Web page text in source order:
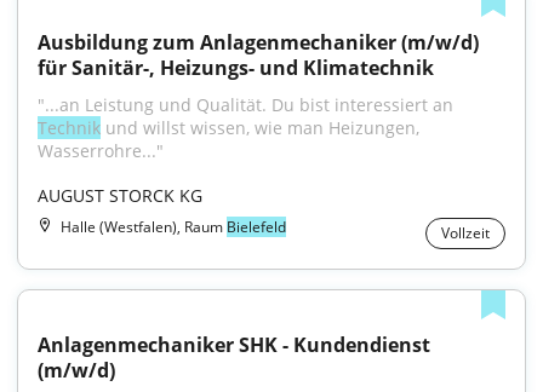
Ausbildung zum Anlagenmechaniker (m/w/d)
für Sanitär-, Heizungs- und Klimatechnik
Technik und willst wissen, wie man Heizungen,
Wasserrohre..."
AUGUST STORCK KG
Halle (Westfalen), Raum Bielefeld Vollzeit
Anlagenmechaniker SHK - Kundendienst
(m/w/d)